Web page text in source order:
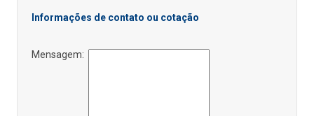
Informações de contato ou cotação
Mensagem: